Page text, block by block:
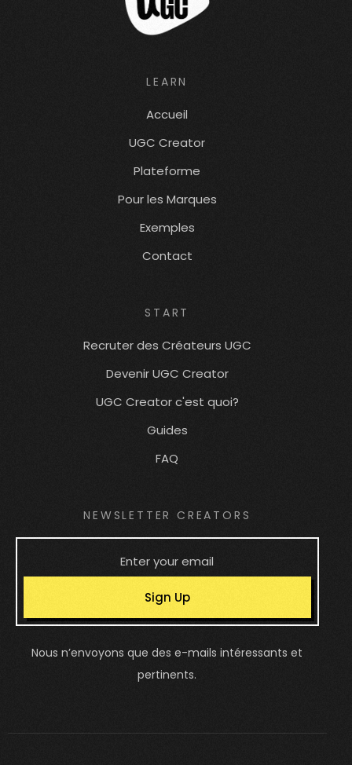
LEARN
Accueil
UGC Creator
Plateforme
Pour les Marques
Exemples
Contact
START
Recruter des Créateurs UGC
Devenir UGC Creator
UGC Creator c'est quoi?
Guides
FAQ
NEWSLETTER CREATORS
Sign Up
Nous n’envoyons que des e-mails intéressants et
pertinents.